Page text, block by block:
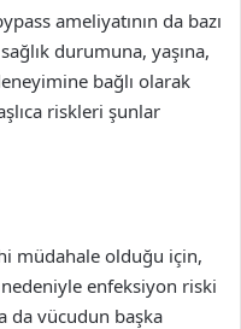
ameliyatının da bazı
durumuna, yaşına,
bağlı olarak
riskleri şunlar
müdahale olduğu için,
enfeksiyon riski
da vücudun başka